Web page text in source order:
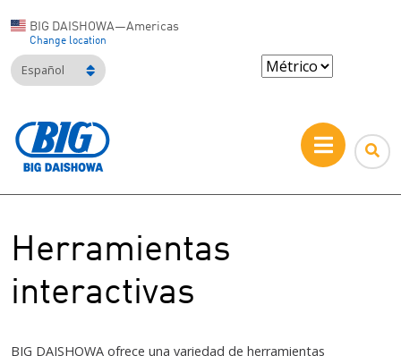
BIG DAISHOWA—Americas
Change location
Español
Herramientas
interactivas
BIG DAISHOWA ofrece una variedad de herramientas